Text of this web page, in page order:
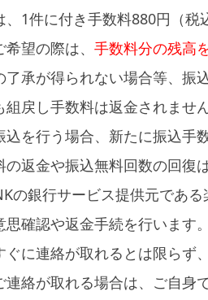
、1件に付き手数料880円（税
望の際は、 手数料分の残高
了承が得られない場合等、振
組戻し手数料は返金されませ
込を行う場合、新たに振込手
返金や振込無料回数の回復
の銀行サービス提供元であ
確認や返金手続を行います。
ぐに連絡が取れるとは限らず
連絡が取れる場合は、ご自身